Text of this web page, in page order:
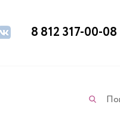
8 812 317-00-08